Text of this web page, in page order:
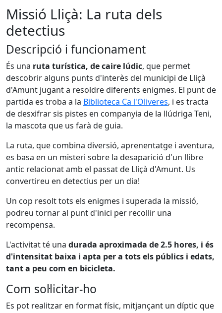
Missió Lliçà: La ruta dels
detectius
Descripció i funcionament
És una ruta turística, de caire lúdic, que permet
descobrir alguns punts d'interès del municipi de Lliçà
d'Amunt jugant a resoldre diferents enigmes. El punt de
partida es troba a la Biblioteca Ca l'Oliveres, i es tracta
de desxifrar sis pistes en companyia de la llúdriga Teni,
la mascota que us farà de guia.
La ruta, que combina diversió, aprenentatge i aventura,
es basa en un misteri sobre la desaparició d'un llibre
antic relacionat amb el passat de Lliçà d'Amunt. Us
convertireu en detectius per un dia!
Un cop resolt tots els enigmes i superada la missió,
podreu tornar al punt d'inici per recollir una
recompensa.
L'activitat té una durada aproximada de 2.5 hores, i és
d'intensitat baixa i apta per a tots els públics i edats,
tant a peu com en bicicleta.
Com sol·licitar-ho
Es pot realitzar en format físic, mitjançant un díptic que